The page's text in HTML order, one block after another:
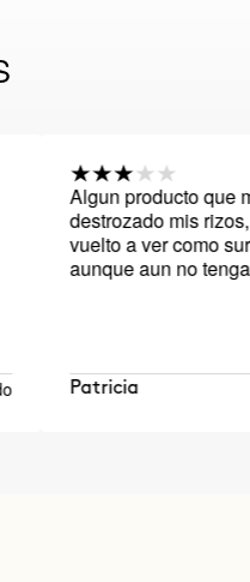
Algun producto que me
destrozado mis rizos, y
vuelto a ver como surgian.
aunque aun no tenga
Patricia